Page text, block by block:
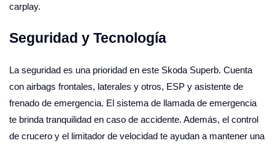
carplay.
Seguridad y Tecnología
La seguridad es una prioridad en este Skoda Superb. Cuenta
con airbags frontales, laterales y otros, ESP y asistente de
frenado de emergencia. El sistema de llamada de emergencia
te brinda tranquilidad en caso de accidente. Además, el control
de crucero y el limitador de velocidad te ayudan a mantener una